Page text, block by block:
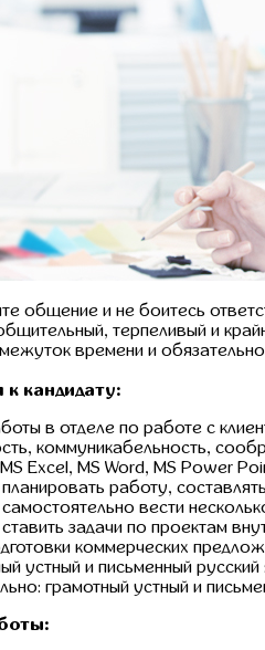
общение и не боитесь
терпеливый и
времени и
кандидату:
в отделе по работе с
коммуникабельность,
Excel, MS Word, MS Power
работу,
вести
задачи по проектам
коммерческих
устный и письменный русский
грамотный устный и